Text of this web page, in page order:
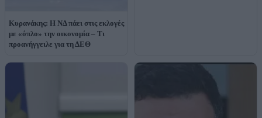
Κυρανάκης: Η ΝΔ πάει στις εκλογές
με «όπλο» την οικονομία – Τι
προανήγγειλε για τη ΔΕΘ